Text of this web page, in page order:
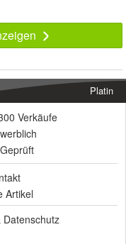
Platin
Verkäufe
Artikel
Datenschutz